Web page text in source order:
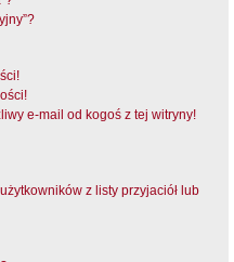
e-mail od kogoś z tej witryny!
z listy przyjaciół lub